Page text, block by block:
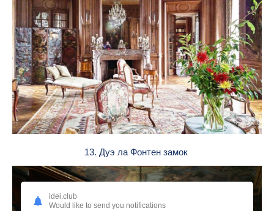
13. Дуэ ла Фонтен замок
idei.club
Would like to send you notifications